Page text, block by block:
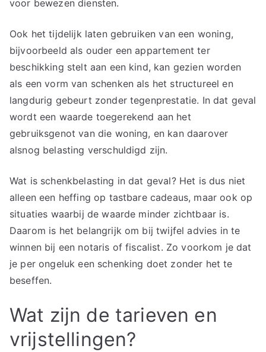
voor bewezen diensten.
Ook het tijdelijk laten gebruiken van een woning,
bijvoorbeeld als ouder een appartement ter
beschikking stelt aan een kind, kan gezien worden
als een vorm van schenken als het structureel en
langdurig gebeurt zonder tegenprestatie. In dat geval
wordt een waarde toegerekend aan het
gebruiksgenot van die woning, en kan daarover
alsnog belasting verschuldigd zijn.
Wat is schenkbelasting in dat geval? Het is dus niet
alleen een heffing op tastbare cadeaus, maar ook op
situaties waarbij de waarde minder zichtbaar is.
Daarom is het belangrijk om bij twijfel advies in te
winnen bij een notaris of fiscalist. Zo voorkom je dat
je per ongeluk een schenking doet zonder het te
beseffen.
Wat zijn de tarieven en
vrijstellingen?